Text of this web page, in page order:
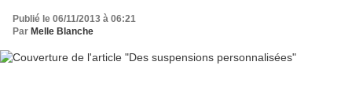
Publié le 06/11/2013 à 06:21
Par Melle Blanche